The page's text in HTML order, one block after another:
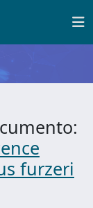
furzeri